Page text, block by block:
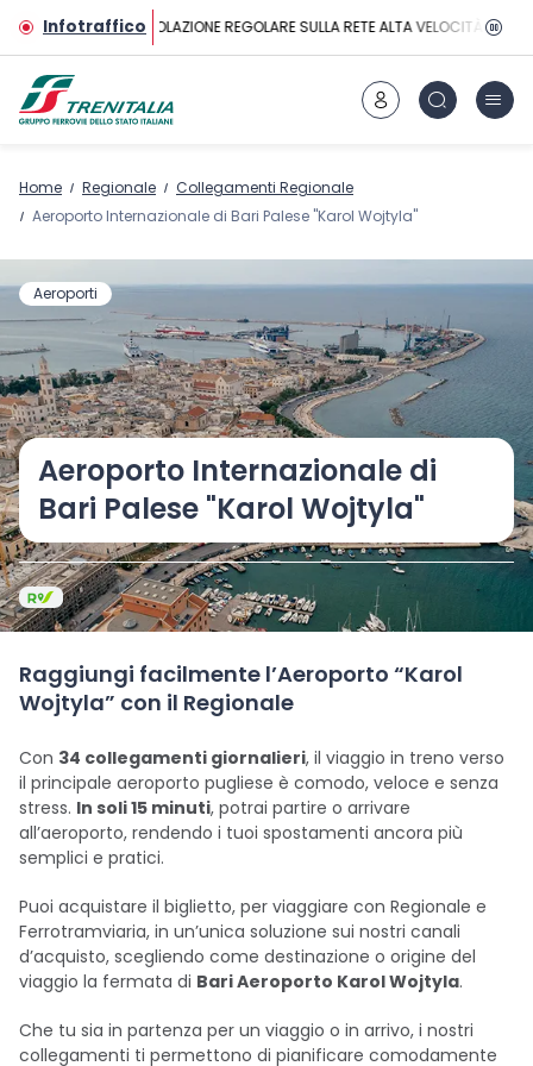
Vai al contenuto principale
InfotrafficoCIRCOLAZIONE REGOLARE SULLA RETE ALTA VELOCITÀ
Home Regionale
Collegamenti Regionale
Aeroporto Internazionale di Bari Palese "Karol Wojtyla"
Aeroporti
Aeroporto Internazionale di
Bari Palese "Karol Wojtyla"
Raggiungi facilmente l’Aeroporto “Karol
Wojtyla” con il Regionale
Con 34 collegamenti giornalieri, il viaggio in treno verso
il principale aeroporto pugliese è comodo, veloce e senza
stress. In soli 15 minuti, potrai partire o arrivare
all’aeroporto, rendendo i tuoi spostamenti ancora più
semplici e pratici.
Puoi acquistare il biglietto, per viaggiare con Regionale e
Ferrotramviaria, in un’unica soluzione sui nostri canali
d’acquisto, scegliendo come destinazione o origine del
viaggio la fermata di Bari Aeroporto Karol Wojtyla.
Che tu sia in partenza per un viaggio o in arrivo, i nostri
collegamenti ti permettono di pianificare comodamente